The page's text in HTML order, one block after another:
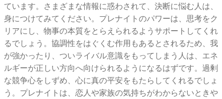
ています。さまざまな情報に惑わされて、決断に悩む人は、
身につけてみてください。プレナイトのパワーは、思考をク
リアにし、物事の本質をとらえられるようサポートしてくれ
るでしょう。協調性をはぐくむ作用もあるとされるため、我
が強かったり、ついライバル意識をもってしまう人は、エネ
ルギーが正しい方向へ向けられるようになるはずです。過剰
な競争心をしずめ、心に真の平安をもたらしてくれるでしょ
う。プレナイトは、恋人や家族の気持ちがわからないときや